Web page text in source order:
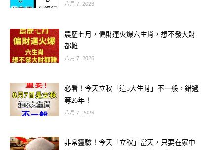
好事自動找上門！
🎊 結語：
這樣的好日子不是天天有，能遇上「立
秋＋天赦日」的雙吉日，本身就是一種
始一飛沖天、萬事順心！如果你身邊也
八月 7, 2026
農歷七月，偏財運火爆六生肖，想不發大財
都難
八月 7, 2026
必看！今天立秋「這5大生肖」不一般，錯過
等26年！
八月 7, 2026
非常靈驗！今天「立秋」當天，只要在家中